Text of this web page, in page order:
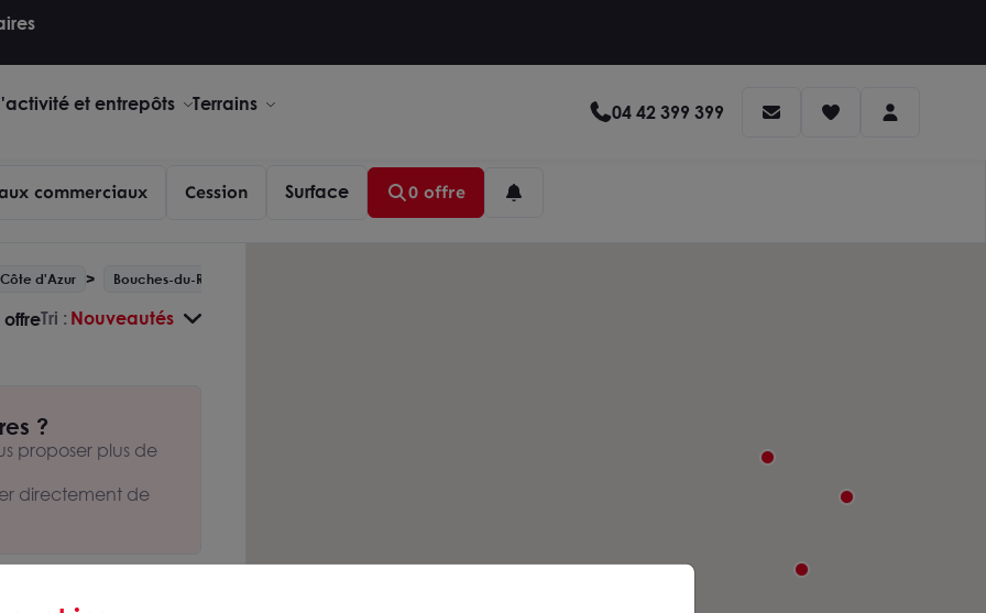
et entrepôts Terrains 04 42 399 399
commerciaux Cession Surface 0 offre
d'Azur Bouches-du-Rhône - 13
offreTri : Nouveautés
?
proposer plus de
directement de